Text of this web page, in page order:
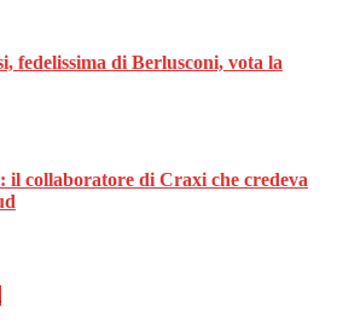
fedelissima di Berlusconi, vota la
il collaboratore di Craxi che credeva